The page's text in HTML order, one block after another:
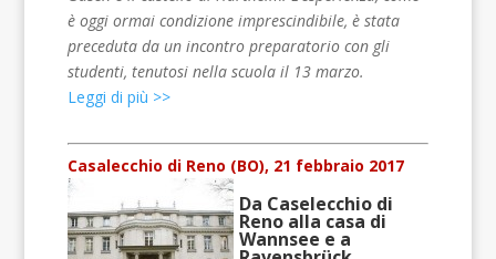
è oggi ormai condizione imprescindibile, è stata
preceduta da un incontro preparatorio con gli
studenti, tenutosi nella scuola il 13 marzo.
Leggi di più >>
Casalecchio di Reno (BO), 21 febbraio 2017
Da Caselecchio di
Reno alla casa di
Wannsee e a